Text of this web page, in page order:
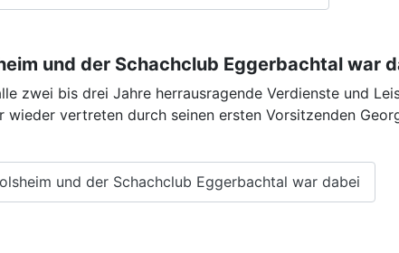
und der Schachclub Eggerbachtal war
zwei bis drei Jahre herrausragende Verdienste und
vertreten durch seinen ersten Vorsitzenden
und der Schachclub Eggerbachtal war dabei